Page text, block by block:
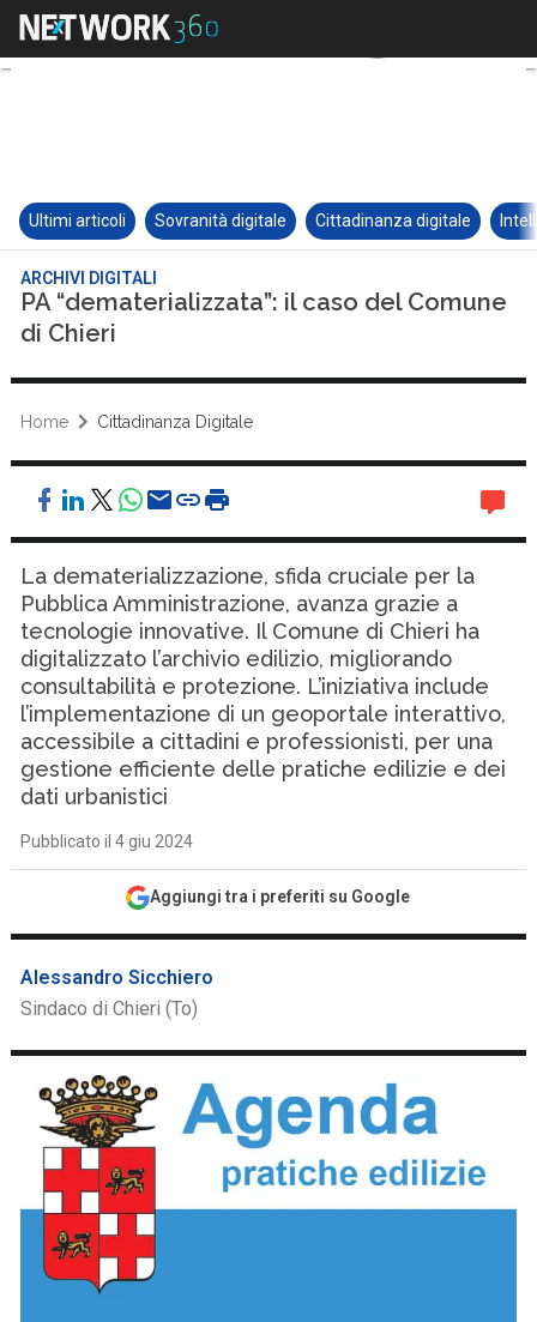
Ultimi articoli Sovranità digitale Cittadinanza digitale
ARCHIVI DIGITALI
PA “dematerializzata”: il caso del Comune
di Chieri
Home Cittadinanza Digitale
La dematerializzazione, sfida cruciale per la
Pubblica Amministrazione, avanza grazie a
tecnologie innovative. Il Comune di Chieri ha
digitalizzato l’archivio edilizio, migliorando
consultabilità e protezione. L’iniziativa include
l’implementazione di un geoportale interattivo,
accessibile a cittadini e professionisti, per una
gestione efficiente delle pratiche edilizie e dei
dati urbanistici
Pubblicato il 4 giu 2024
Aggiungi tra i preferiti su Google
Alessandro Sicchiero
Sindaco di Chieri (To)